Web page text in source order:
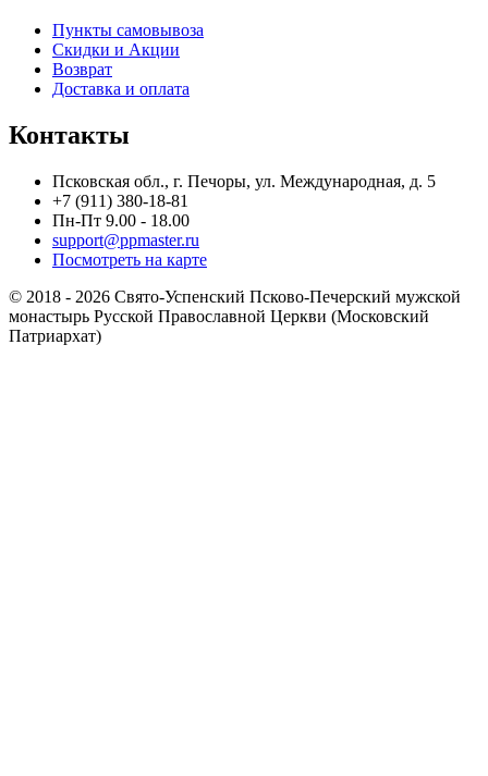
Пункты самовывоза
Скидки и Акции
Возврат
Доставка и оплата
Контакты
Псковская обл., г. Печоры, ул. Международная, д. 5
+7 (911) 380-18-81
Пн-Пт 9.00 - 18.00
support@ppmaster.ru
Посмотреть на карте
© 2018 - 2026 Свято-Успенский Псково-Печерский мужской
монастырь Русской Православной Церкви (Московский
Патриархат)